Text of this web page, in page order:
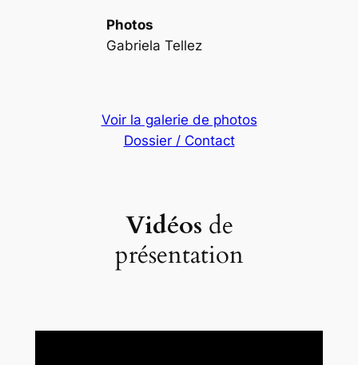
Photos
Gabriela Tellez
Voir la galerie de photos
Dossier / Contact
Vidéos de
présentation